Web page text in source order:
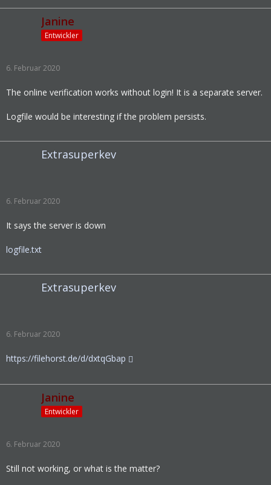
Janine
Entwickler
6. Februar 2020
The online verification works without login! It is a separate server.
Logfile would be interesting if the problem persists.
Extrasuperkev
6. Februar 2020
It says the server is down
logfile.txt
Extrasuperkev
6. Februar 2020
https://filehorst.de/d/dxtqGbap
Janine
Entwickler
6. Februar 2020
Still not working, or what is the matter?